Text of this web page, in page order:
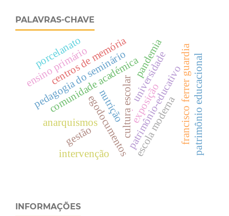
PALAVRAS-CHAVE
patrimônio-educativo
egodocumentos
cultura escolar francisco ferrer guardia
escola moderna
comunidade académica
pedagogia do seminário
anarquismos
universidade
exposição
.
centros de memória
ensino primário
gestão
pandemia
porcelanato
intervenção patrimônio educacional
nutrição
INFORMAÇÕES